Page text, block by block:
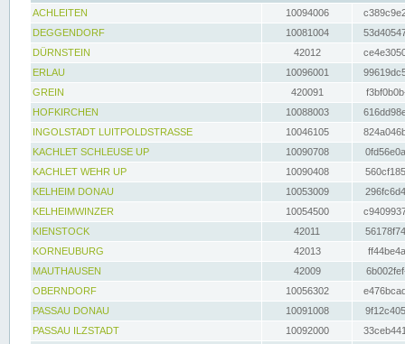
ACHLEITEN
10094006
DEGGENDORF
10081004
DÜRNSTEIN
42012
ERLAU
10096001
GREIN
420091
HOFKIRCHEN
10088003
INGOLSTADT LUITPOLDSTRASSE
10046105
KACHLET SCHLEUSE UP
10090708
KACHLET WEHR UP
10090408
KELHEIM DONAU
10053009
KELHEIMWINZER
10054500
KIENSTOCK
42011
KORNEUBURG
42013
MAUTHAUSEN
42009
OBERNDORF
10056302
PASSAU DONAU
10091008
PASSAU ILZSTADT
10092000